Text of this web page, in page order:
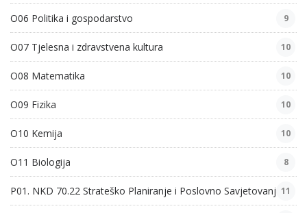
O06 Politika i gospodarstvo 9
O07 Tjelesna i zdravstvena kultura 10
O08 Matematika 10
O09 Fizika 10
O10 Kemija 10
O11 Biologija 8
P01. NKD 70.22 Strateško Planiranje i Poslovno Savjetovanje11